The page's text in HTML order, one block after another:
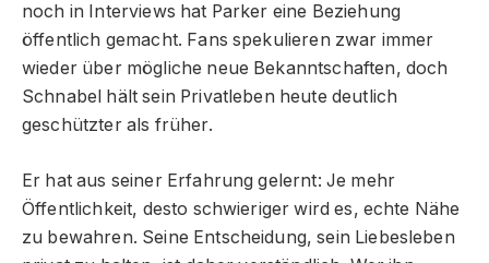
noch in Interviews hat Parker eine Beziehung
öffentlich gemacht. Fans spekulieren zwar immer
wieder über mögliche neue Bekanntschaften, doch
Schnabel hält sein Privatleben heute deutlich
geschützter als früher.
Er hat aus seiner Erfahrung gelernt: Je mehr
Öffentlichkeit, desto schwieriger wird es, echte Nähe
zu bewahren. Seine Entscheidung, sein Liebesleben